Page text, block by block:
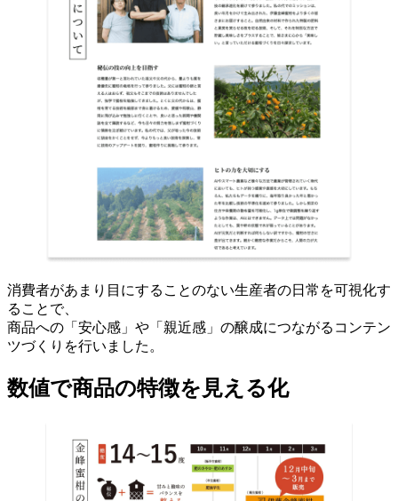
消費者があまり目にすることのない生産者の日常を可視化す
ることで、
商品への「安心感」や「親近感」の醸成につながるコンテン
ツづくりを行いました。
数値で商品の特徴を見える化